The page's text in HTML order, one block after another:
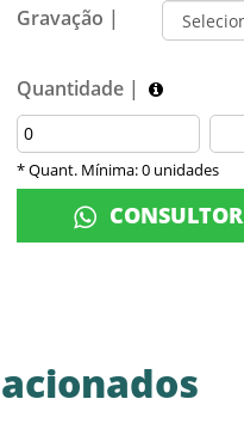
Gravação |
Quantidade |
* Quant. Mínima: 0 unidades
CONSULTOR